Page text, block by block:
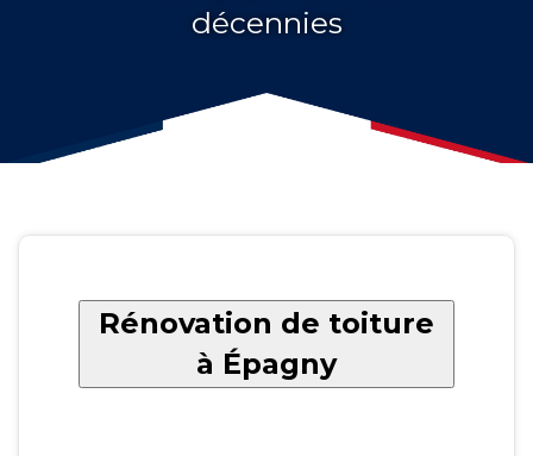
décennies
Rénovation de toiture
à Épagny